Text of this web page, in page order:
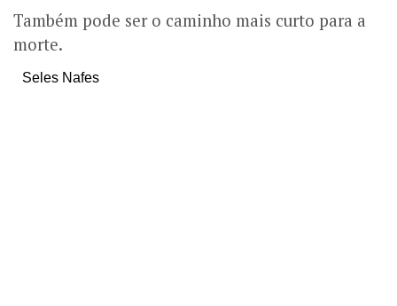
Também pode ser o caminho mais curto para a
morte.
Seles Nafes